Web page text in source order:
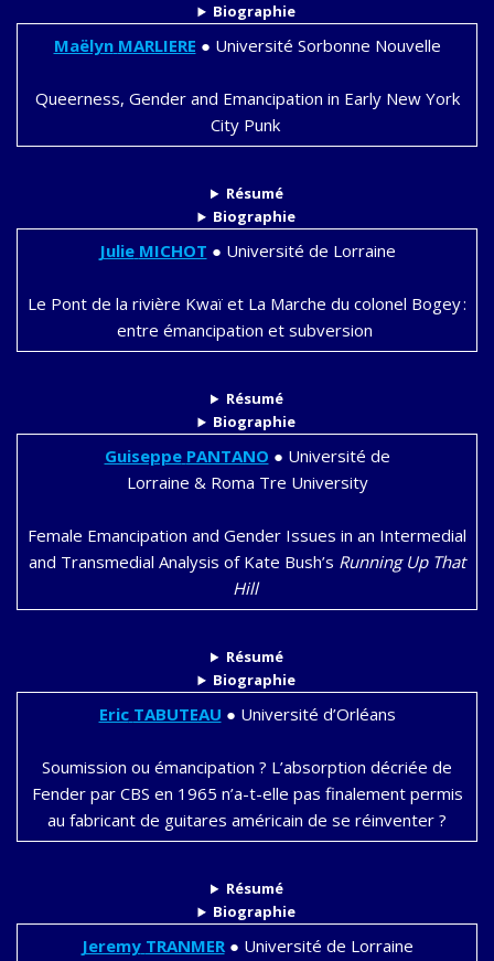
Biographie
Maëlyn MARLIERE ● Université Sorbonne Nouvelle
Queerness, Gender and Emancipation in Early New York
City Punk
Résumé
Biographie
Julie MICHOT ● Université de Lorraine
Le Pont de la rivière Kwaï et La Marche du colonel Bogey :
entre émancipation et subversion
Résumé
Biographie
Guiseppe PANTANO ● Université de
Lorraine & Roma Tre University
Female Emancipation and Gender Issues in an Intermedial
and Transmedial Analysis of Kate Bush’s Running Up That
Hill
Résumé
Biographie
Eric TABUTEAU ● Université d’Orléans
Soumission ou émancipation ? L’absorption décriée de
Fender par CBS en 1965 n’a-t-elle pas finalement permis
au fabricant de guitares américain de se réinventer ?
Résumé
Biographie
Jeremy TRANMER ● Université de Lorraine